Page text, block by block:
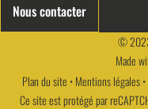
Nous contacter
©
Made
Plan du site •Mentions légales•
Ce site est protégé par